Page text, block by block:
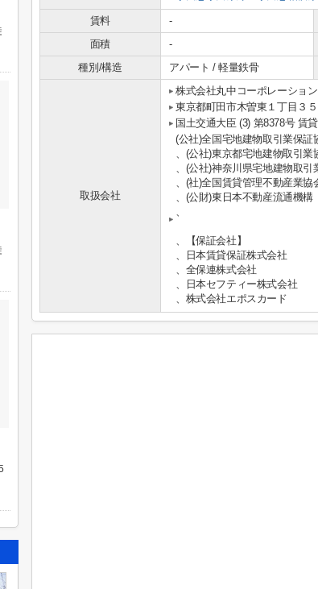
賃料 -
面積
-
種別/構造
アパート / 軽量鉄骨
取扱会社
株式会社丸中コーポレーショ
東京都町田市木曽東１丁目３
国土交通大臣 (3) 第8378号 賃
(公社)全国宅地建物取引業保証
、(公社)東京都宅地建物取引業
、(公社)神奈川県宅地建物取引
、(社)全国賃貸管理不動産業協
、(公財)東日本不動産流通機構
、
、【保証会社】
、日本賃貸保証株式会社
、全保連株式会社
、日本セフティー株式会社
、株式会社エポスカード